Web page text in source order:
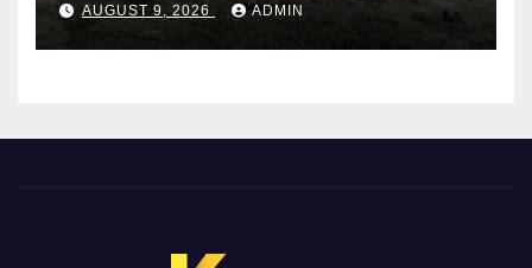
AUGUST 9, 2026 ADMIN